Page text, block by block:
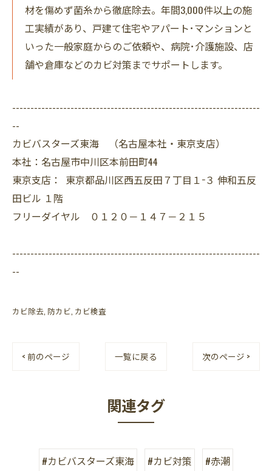
材を傷めず菌糸から徹底除去。年間3,000件以上の施
工実績があり、戸建て住宅やアパート･マンションと
いった一般家庭からのご依頼や、病院･介護施設、店
舗や倉庫などのカビ対策までサポートします。
--------------------------------------------------------------------
--
カビバスターズ東海 （名古屋本社・東京支店）
本社：名古屋市中川区本前田町44
東京支店： 東京都品川区西五反田７丁目１−３ 伸和五反
田ビル １階
フリーダイヤル ０１２０－１４７－２１５
--------------------------------------------------------------------
--
カビ除去 防カビ カビ検査
< 前のページ 一覧に戻る 次のページ >
関連タグ
#カビバスターズ東海 #カビ対策
#赤潮